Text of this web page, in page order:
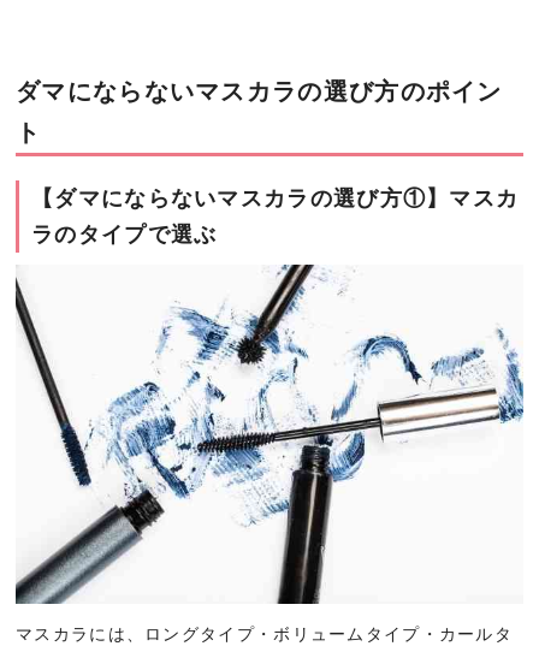
ダマにならないマスカラの選び方のポイン
ト
【ダマにならないマスカラの選び方①】マスカ
ラのタイプで選ぶ
マスカラには、ロングタイプ・ボリュームタイプ・カールタ